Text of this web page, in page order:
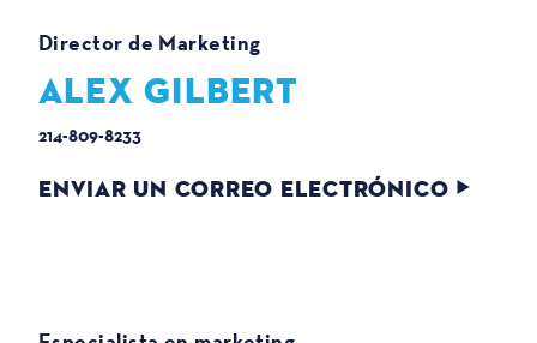
Director de Marketing
ALEX GILBERT
214-809-8233
ENVIAR UN CORREO ELECTRÓNICO